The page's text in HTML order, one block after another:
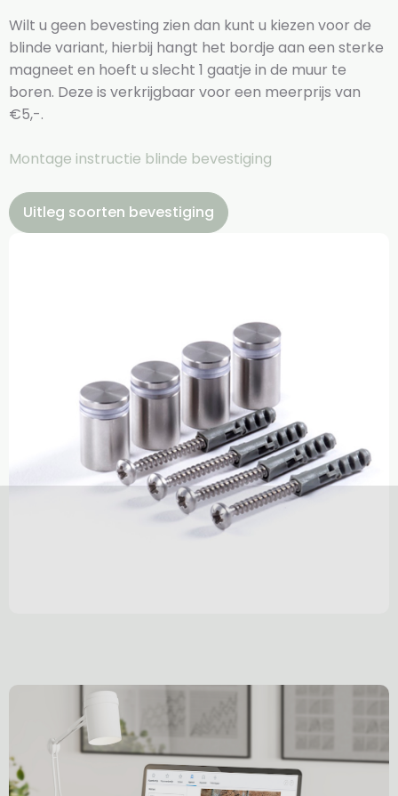
Wilt u geen bevesting zien dan kunt u kiezen voor de
blinde variant, hierbij hangt het bordje aan een sterke
magneet en hoeft u slecht 1 gaatje in de muur te
boren. Deze is verkrijgbaar voor een meerprijs van
€5,-.
Montage instructie blinde bevestiging
Uitleg soorten bevestiging